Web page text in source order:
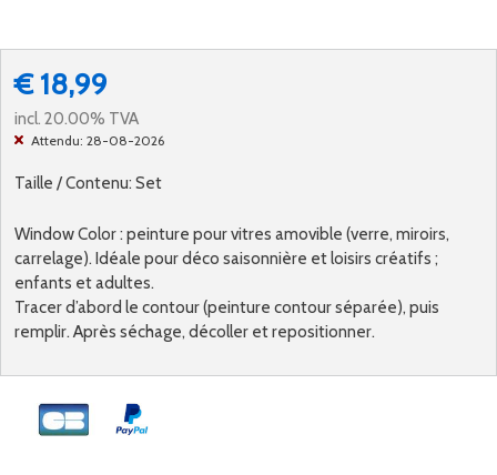
Taille / Contenu: Set
€ 18,99
incl. 20.00% TVA
Attendu: 28-08-2026
Window Color : peinture pour vitres amovible (verre, miroirs,
carrelage). Idéale pour déco saisonnière et loisirs créatifs ;
enfants et adultes.
Tracer d’abord le contour (peinture contour séparée), puis
remplir. Après séchage, décoller et repositionner.